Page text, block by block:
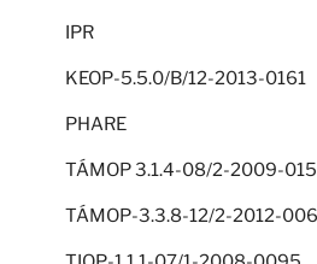
IPR
KEOP-5.5.0/B/12-2013-0161
PHARE
TÁMOP 3.1.4-08/2-2009-
TÁMOP-3.3.8-12/2-2012-